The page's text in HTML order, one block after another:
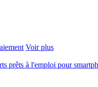
Voir plus
prêts à l'emploi pour